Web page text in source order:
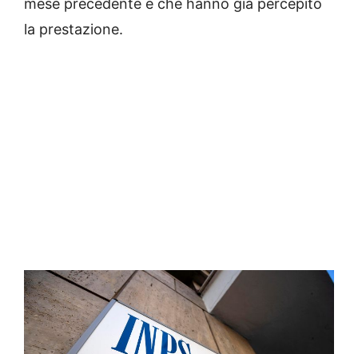
la prestazione.